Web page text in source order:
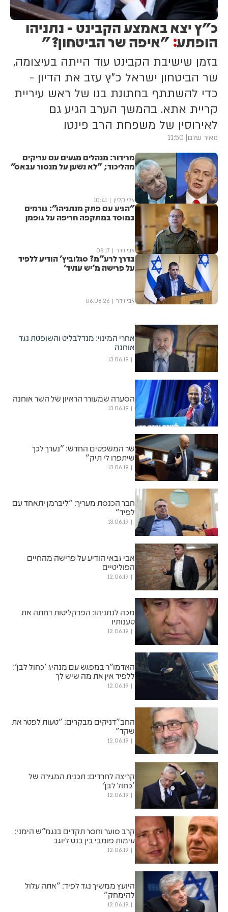
כ"ץ יצא באמצע הקבינט - נתניהו
הופתע: "איפה שר הביטחון?"
בזמן שישיבת הקבינט עוד הייתה בעיצומה,
שר הביטחון ישראל כ"ץ עזב את הדיון -
כדי להשתתף בחתונת בנו של ראש עיריית
קריית אתא. בהמשך הערב הגיע גם
לאירוסין של משפחת הרב פינטו
מאיר שלם 11:50
מרידור: מנהלים מגעים עם עריקים
מהליכוד; "לא נשען על מנסור עבאס"
אלי קליין 10:41
"הגיע עם פתק מנתניהו": גורמים
במוסד במתקפה חריפה על גופמן
אבי וידר 08:17
בדרך לרע"מ? סגלוביץ' הודיע ללפיד
על פרישה מ'יש עתיד'
אבי וידר 06.08.26
אחרי המינוי: מנדלבליט והשופטת נגד
אוחנה
13.06.19
הסערה שמעורר הראיון של השר אוחנה
13.06.19
שר המשפטים החדש: "נערך לכך
שיתפרו לי תיק"
13.06.19
חבר הכנסת מעריך: "ליברמן יתאחד עם
לפיד"
13.06.19
אבי גבאי הודיע על פרישה מהחיים
הפוליטיים
12.06.19
מכה לנתניהו: הפרקליטות דחתה את
טענותיו
12.06.19
האדמו"ר במפגש עם מנהיג 'כחול לבן':
ללפיד אין את מה שיש לך
12.06.19
החב"דניקים מבקרים: "טעות לפטר את
שקד"
12.06.19
קריצה לחרדים: תכנית המגירה של
'כחול לבן'
12.06.19
קרב סוער וחסר תקדים בנגמ״ש הימני:
עימות פומבי בין בנט ליוגב
12.06.19
היועץ ממשיך נגד לפיד: "אתה עלול
להימחק"
12.06.19